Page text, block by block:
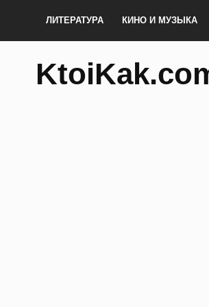
ЛИТЕРАТУРА КИНО И МУЗЫКА